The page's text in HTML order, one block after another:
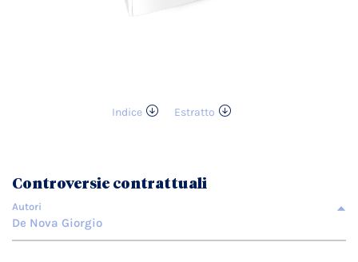
Indice
Estratto
galleria
di
immagini
Controversie contrattuali
Autori
De Nova Giorgio